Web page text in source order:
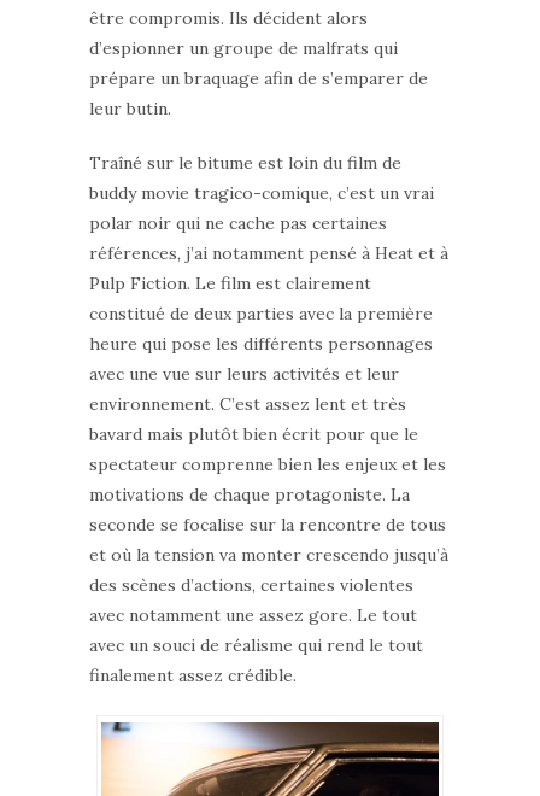
être compromis. Ils décident alors
d’espionner un groupe de malfrats qui
prépare un braquage afin de s’emparer de
leur butin.
Traîné sur le bitume est loin du film de
buddy movie tragico-comique, c’est un vrai
polar noir qui ne cache pas certaines
références, j’ai notamment pensé à Heat et à
Pulp Fiction. Le film est clairement
constitué de deux parties avec la première
heure qui pose les différents personnages
avec une vue sur leurs activités et leur
environnement. C’est assez lent et très
bavard mais plutôt bien écrit pour que le
spectateur comprenne bien les enjeux et les
motivations de chaque protagoniste. La
seconde se focalise sur la rencontre de tous
et où la tension va monter crescendo jusqu’à
des scènes d’actions, certaines violentes
avec notamment une assez gore. Le tout
avec un souci de réalisme qui rend le tout
finalement assez crédible.